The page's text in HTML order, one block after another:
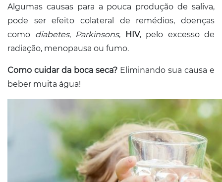
Algumas causas para a pouca produção de saliva,
pode ser efeito colateral de remédios, doenças
como diabetes, Parkinsons, HIV, pelo excesso de
radiação, menopausa ou fumo.
Como cuidar da boca seca? Eliminando sua causa e
beber muita água!